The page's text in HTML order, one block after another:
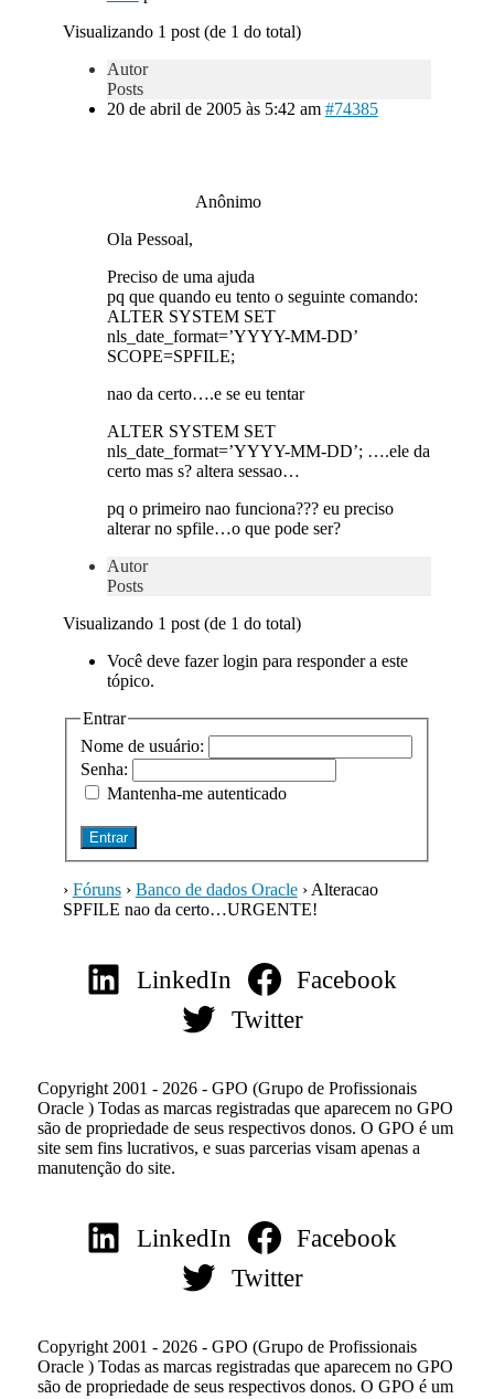
Visualizando 1 post (de 1 do total)
Autor
Posts
20 de abril de 2005 às 5:42 am #74385
Anônimo
Ola Pessoal,
Preciso de uma ajuda
pq que quando eu tento o seguinte comando:
ALTER SYSTEM SET
nls_date_format=’YYYY-MM-DD’
SCOPE=SPFILE;
nao da certo….e se eu tentar
ALTER SYSTEM SET
nls_date_format=’YYYY-MM-DD’; ….ele da
certo mas s? altera sessao…
pq o primeiro nao funciona??? eu preciso
alterar no spfile…o que pode ser?
Autor
Posts
Visualizando 1 post (de 1 do total)
Você deve fazer login para responder a este
tópico.
Entrar
Nome de usuário:
Senha:
Mantenha-me autenticado
Entrar
› Fóruns › Banco de dados Oracle › Alteracao
SPFILE nao da certo…URGENTE!
LinkedIn
Facebook
Twitter
Copyright 2001 - 2026 - GPO (Grupo de Profissionais
Oracle ) Todas as marcas registradas que aparecem no GPO
são de propriedade de seus respectivos donos. O GPO é um
site sem fins lucrativos, e suas parcerias visam apenas a
manutenção do site.
LinkedIn
Facebook
Twitter
Copyright 2001 - 2026 - GPO (Grupo de Profissionais
Oracle ) Todas as marcas registradas que aparecem no GPO
são de propriedade de seus respectivos donos. O GPO é um